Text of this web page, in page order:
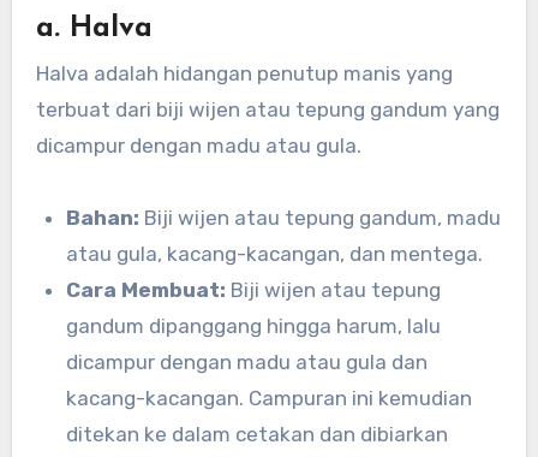
a. Halva
Halva adalah hidangan penutup manis yang
terbuat dari biji wijen atau tepung gandum yang
dicampur dengan madu atau gula.
Bahan: Biji wijen atau tepung gandum, madu
atau gula, kacang-kacangan, dan mentega.
Cara Membuat: Biji wijen atau tepung
gandum dipanggang hingga harum, lalu
dicampur dengan madu atau gula dan
kacang-kacangan. Campuran ini kemudian
ditekan ke dalam cetakan dan dibiarkan